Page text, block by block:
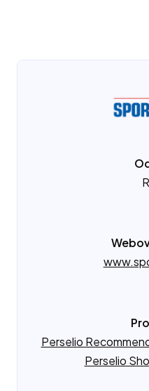
Perselio
Perselio